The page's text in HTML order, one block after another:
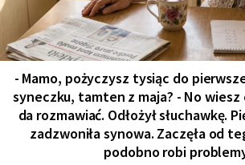
- Mamo, pożyczysz tysiąc do
syneczku, tamten z maja? - No
da rozmawiać. Odłożył słuchawkę.
zadzwoniła synowa. Zaczęła od
podobno robi